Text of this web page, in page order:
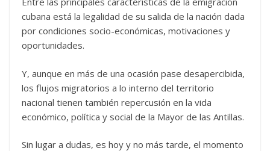
cubana está la legalidad de su salida de la nación dada
por condiciones socio-económicas, motivaciones y
oportunidades.
Y, aunque en más de una ocasión pase desapercibida,
los flujos migratorios a lo interno del territorio
nacional tienen también repercusión en la vida
económico, política y social de la Mayor de las Antillas.
Sin lugar a dudas, es hoy y no más tarde, el momento